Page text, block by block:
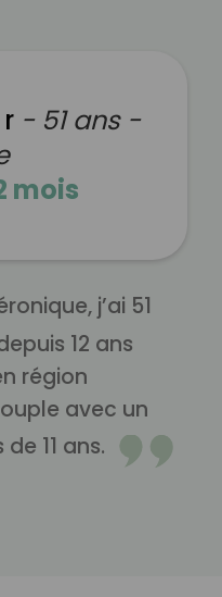
- 51 ans -
mois
j’ai 51
12 ans
région
avec un
11 ans.